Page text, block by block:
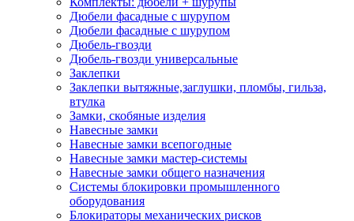
Дюбели фасадные с шурупом
Дюбели фасадные с шурупом
Дюбель-гвозди
Дюбель-гвозди универсальные
Заклепки
Заклепки вытяжные,заглушки, пломбы, гильза,
втулка
Замки, скобяные изделия
Навесные замки
Навесные замки всепогодные
Навесные замки мастер-системы
Навесные замки общего назначения
Системы блокировки промышленного
оборудования
Блокираторы механических рисков